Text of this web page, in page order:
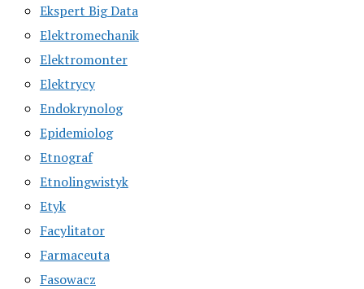
Ekspert Big Data
Elektromechanik
Elektromonter
Elektrycy
Endokrynolog
Epidemiolog
Etnograf
Etnolingwistyk
Etyk
Facylitator
Farmaceuta
Fasowacz